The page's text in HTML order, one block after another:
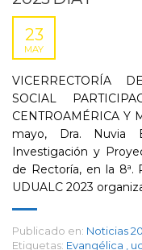
23
MAY
VICERRECTORÍA
SOCIAL
CENTROAMÉRICA Y
mayo, Dra. Nuvia
Investigación y
de Rectoría, en la 8ª.
UDUALC 2023
Publicado en: Noticias
Etiquetas: Evangélica